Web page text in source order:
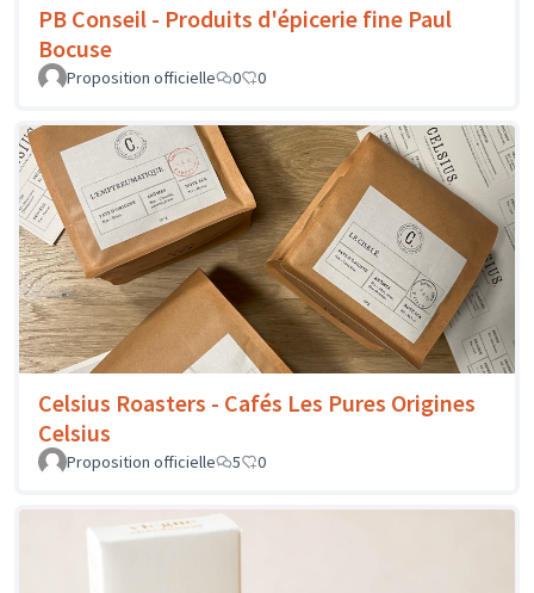
PB Conseil - Produits d'épicerie fine Paul
Bocuse
Proposition officielle 0 0
Celsius Roasters - Cafés Les Pures Origines
Celsius
Proposition officielle 5 0